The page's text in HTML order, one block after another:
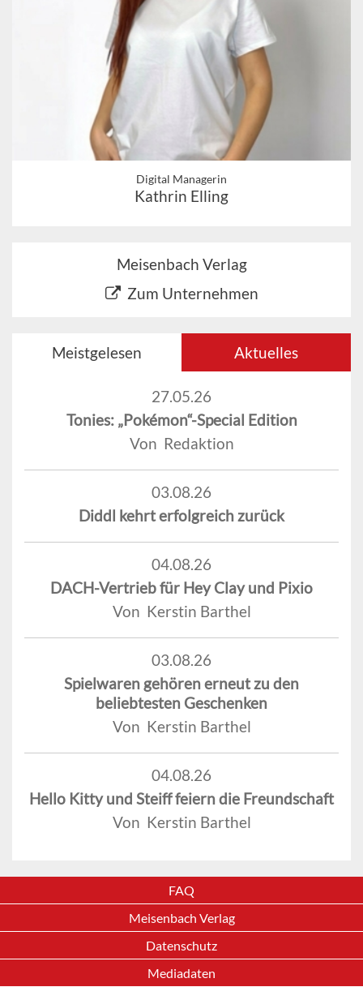
Digital Managerin
Kathrin Elling
Meisenbach Verlag
Zum Unternehmen
Meistgelesen Aktuelles
27.05.26
Tonies: „Pokémon“-Special Edition
Von Redaktion
03.08.26
Diddl kehrt erfolgreich zurück
04.08.26
DACH-Vertrieb für Hey Clay und Pixio
Von Kerstin Barthel
03.08.26
Spielwaren gehören erneut zu den
beliebtesten Geschenken
Von Kerstin Barthel
04.08.26
Hello Kitty und Steiff feiern die Freundschaft
Von Kerstin Barthel
FAQ
Meisenbach Verlag
Datenschutz
Mediadaten